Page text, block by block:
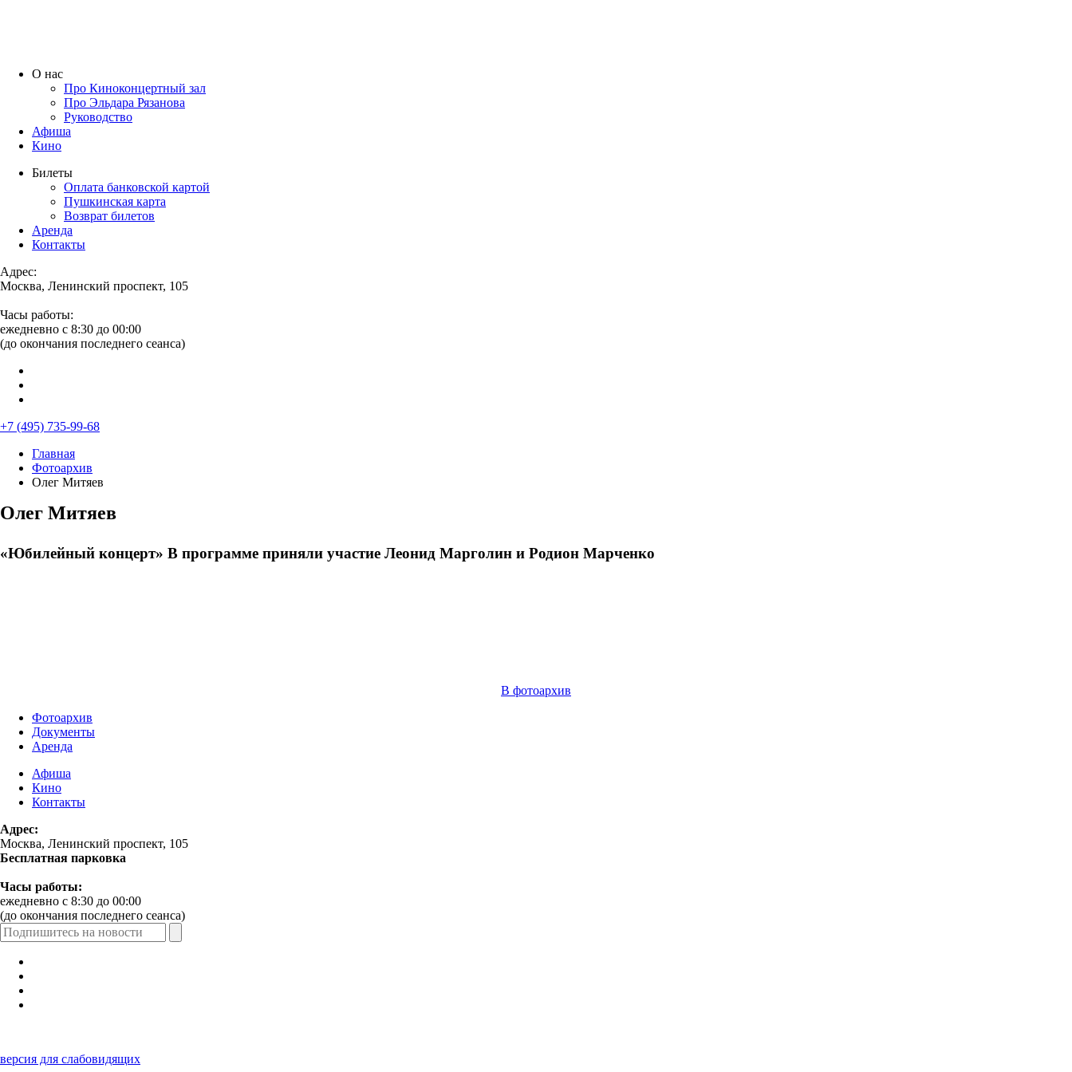
О нас
Про Киноконцертный зал
Про Эльдара Рязанова
Руководство
Афиша
Кино
Билеты
Оплата банковской картой
Пушкинская карта
Возврат билетов
Аренда
Контакты
Адрес:
Москва, Ленинский проспект, 105
Часы работы:
ежедневно с 8:30 до 00:00
(до окончания последнего сеанса)
+7 (495) 735-99-68
Главная
Фотоархив
Олег Митяев
Олег Митяев
«Юбилейный концерт» В программе приняли участие Леонид Марголин и Родион Марченко
В фотоархив
Фотоархив
Документы
Аренда
Афиша
Кино
Контакты
Адрес:
Москва, Ленинский проспект, 105
Бесплатная парковка
Часы работы:
ежедневно с 8:30 до 00:00
(до окончания последнего сеанса)
версия для слабовидящих